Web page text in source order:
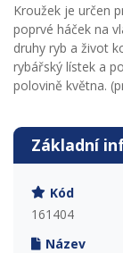
Kroužek je určen
poprvé háček na
druhy ryb a život
rybářský lístek a
polovině května.
Základní
Kód
161404
Název